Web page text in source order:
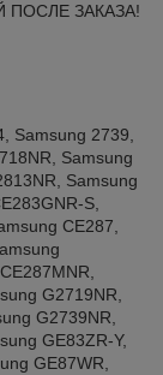
ПОСЛЕ ЗАКАЗА!
Samsung 2739,
Samsung
Samsung
S,
CE287,
G2719NR,
G2739NR,
GE83ZR-Y,
GE87WR,